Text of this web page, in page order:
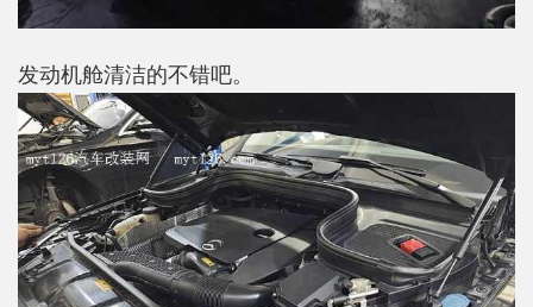
发动机舱清洁的不错吧。